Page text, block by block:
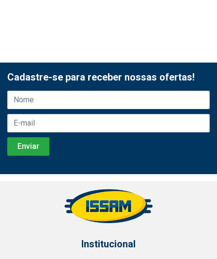
Cadastre-se para receber nossas ofertas!
Institucional